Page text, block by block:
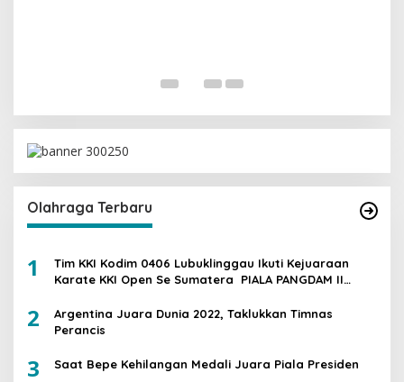
Olahraga Terbaru
1
Tim KKI Kodim 0406 Lubuklinggau Ikuti Kejuaraan
Karate KKI Open Se Sumatera PIALA PANGDAM II
2
Argentina Juara Dunia 2022, Taklukkan Timnas
Perancis
3 Saat Bepe Kehilangan Medali Juara Piala Presiden